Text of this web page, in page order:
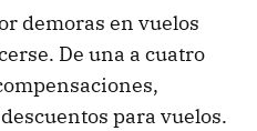
demoras en vuelos
De una a cuatro
para vuelos.